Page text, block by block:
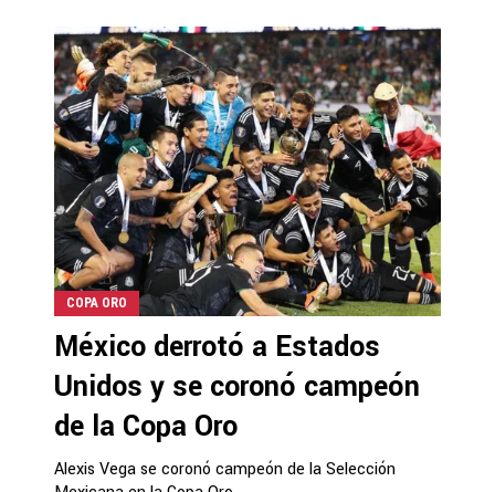
COPA ORO
México derrotó a Estados
Unidos y se coronó campeón
de la Copa Oro
Alexis Vega se coronó campeón de la Selección